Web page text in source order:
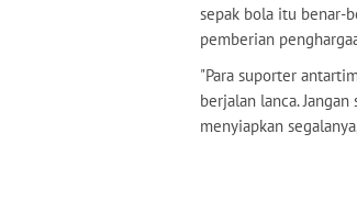
sepak bola itu benar-
pemberian
"Para suporter
berjalan lanca.
menyiapkan